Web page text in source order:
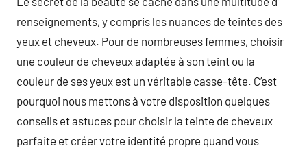
renseignements, y compris les nuances de teintes des
yeux et cheveux. Pour de nombreuses femmes, choisir
une couleur de cheveux adaptée à son teint ou la
couleur de ses yeux est un véritable casse-tête. C’est
pourquoi nous mettons à votre disposition quelques
conseils et astuces pour choisir la teinte de cheveux
parfaite et créer votre identité propre quand vous